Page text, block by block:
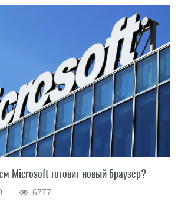
Microsoft готовит новый браузер?
6777